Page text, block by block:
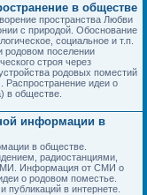
в обществе
пространства Любви
с природой. Обоснование
социальное и т.п.
родовом поселении
строя через
родовых поместий
Распространение идеи о
в обществе.
информации в
в обществе.
радиостанциями,
Информация от СМИ о
о родовом поместье.
в интернете.